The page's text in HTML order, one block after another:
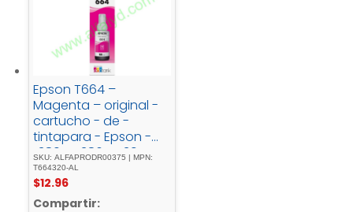
Epson T664 –
Magenta – original -
cartucho - de -
tintapara - Epson -
L380, - L386, - L395, -
L495; - EcoTank - ET-
2600, - 2650, - L1455, -
L396, - L606, - L656
SKU: ALFAPRODR00375 | MPN:
T664320-AL
$12.96
Compartir: